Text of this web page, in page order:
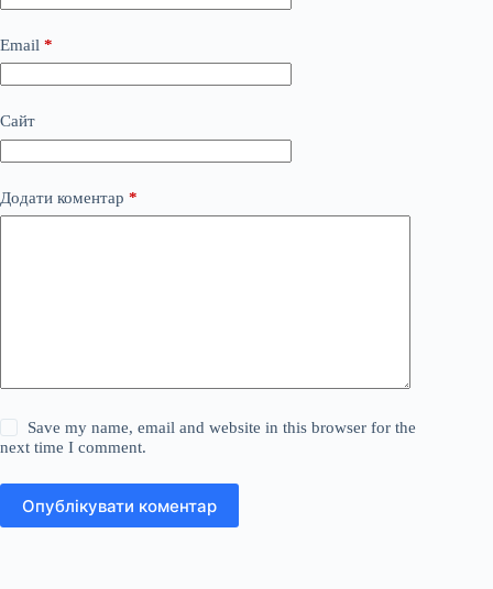
Email *
Сайт
Додати коментар *
Save my name, email and website in this browser for the
next time I comment.
Опублікувати коментар